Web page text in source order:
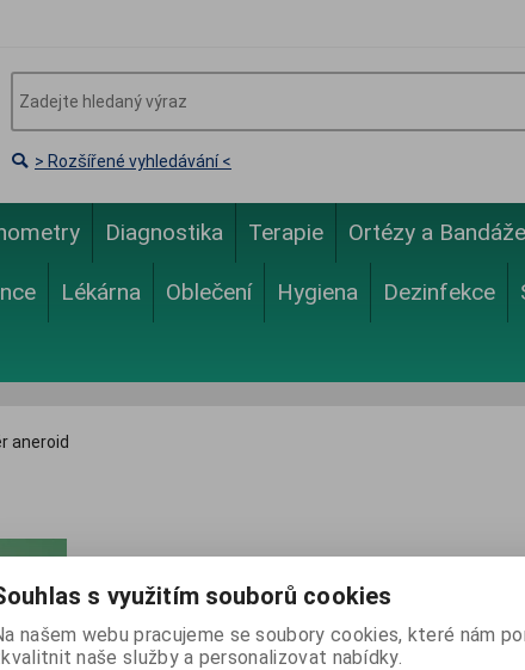
> Rozšířené vyhledávání <
Diagnostika Terapie Ortézy a Bandáže
Lékárna Oblečení Hygiena Dezinfekce
aneroid
s využitím souborů cookies
našem webu pracujeme se soubory cookies, které nám
naše služby a personalizovat nabídky.